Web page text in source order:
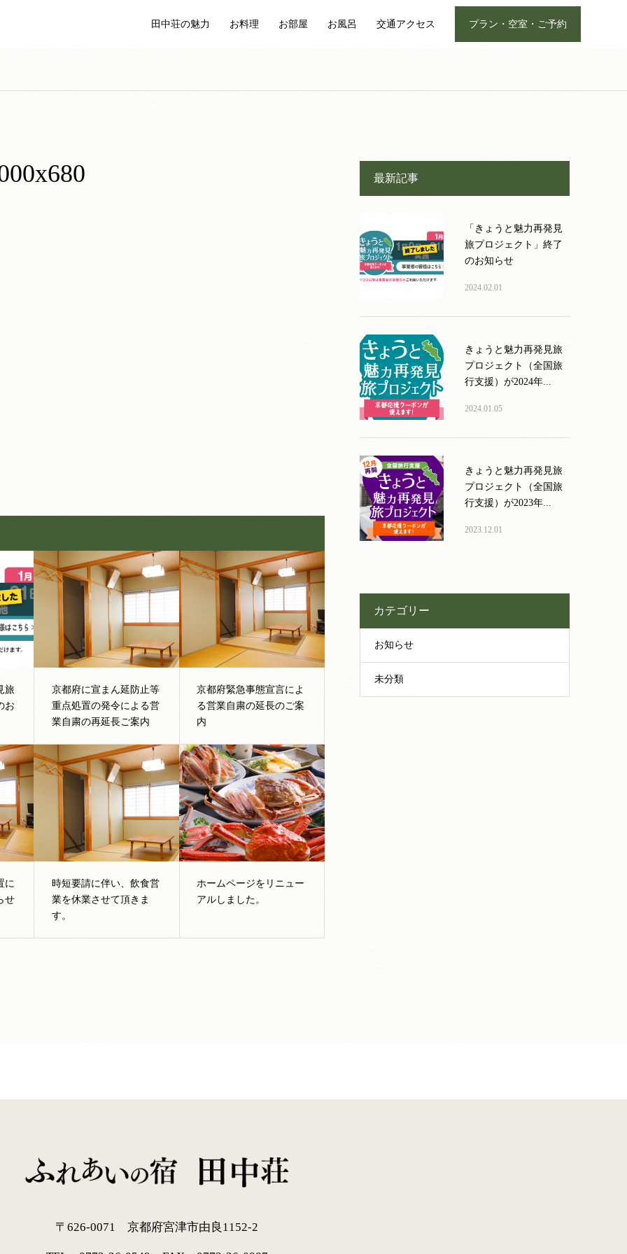
田中荘の魅力 お料理 お部屋 お風呂 交通アクセス プラン・空室・ご予約
旅
お
京都府に宣まん延防止等
重点処置の発令による営
業自粛の再延長ご案内
京都府緊急事態宣言によ
る営業自粛の延長のご案
内
に
せ
時短要請に伴い、飲食営
業を休業させて頂きま
す。
ホームページをリニュー
アルしました。
最新記事
「きょうと魅力再発見
旅プロジェクト」終了
のお知らせ
2024.02.01
きょうと魅力再発見旅
プロジェクト（全国旅
行支援）が2024年...
2024.01.05
きょうと魅力再発見旅
プロジェクト（全国旅
行支援）が2023年...
2023.12.01
カテゴリー
お知らせ
未分類
〒626-0071 京都府宮津市由良1152-2